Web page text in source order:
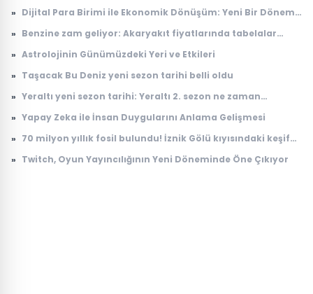
» Dijital Para Birimi ile Ekonomik Dönüşüm: Yeni Bir Dönem
» Benzine zam geliyor: Akaryakıt fiyatlarında tabelalar
» Astrolojinin Günümüzdeki Yeri ve Etkileri
» Taşacak Bu Deniz yeni sezon tarihi belli oldu
» Yeraltı yeni sezon tarihi: Yeraltı 2. sezon ne zaman
» Yapay Zeka ile İnsan Duygularını Anlama Gelişmesi
» 70 milyon yıllık fosil bulundu! İznik Gölü kıyısındaki keşif
» Twitch, Oyun Yayıncılığının Yeni Döneminde Öne Çıkıyor